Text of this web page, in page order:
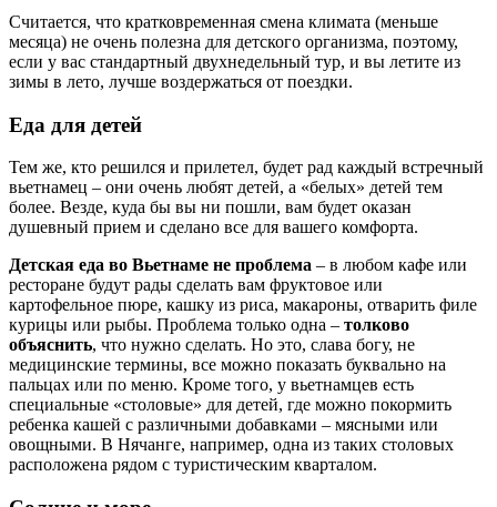
Считается, что кратковременная смена климата (меньше
месяца) не очень полезна для детского организма, поэтому,
если у вас стандартный двухнедельный тур, и вы летите из
зимы в лето, лучше воздержаться от поездки.
Еда для детей
Тем же, кто решился и прилетел, будет рад каждый встречный
вьетнамец – они очень любят детей, а «белых» детей тем
более. Везде, куда бы вы ни пошли, вам будет оказан
душевный прием и сделано все для вашего комфорта.
Детская еда во Вьетнаме не проблема – в любом кафе или
ресторане будут рады сделать вам фруктовое или
картофельное пюре, кашку из риса, макароны, отварить филе
курицы или рыбы. Проблема только одна – толково
объяснить, что нужно сделать. Но это, слава богу, не
медицинские термины, все можно показать буквально на
пальцах или по меню. Кроме того, у вьетнамцев есть
специальные «столовые» для детей, где можно покормить
ребенка кашей с различными добавками – мясными или
овощными. В Нячанге, например, одна из таких столовых
расположена рядом с туристическим кварталом.